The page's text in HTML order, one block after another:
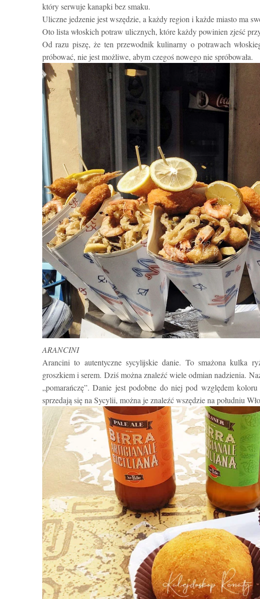
który serwuje kanapki bez smaku.
Uliczne jedzenie jest wszędzie, a każdy region i każde miasto ma
Oto lista włoskich potraw ulicznych, które każdy powinien zjeść
Od razu piszę, że ten przewodnik kulinarny o potrawach
próbować, nie jest możliwe, abym czegoś nowego nie spróbowała.
ARANCINI
Arancini to autentyczne sycylijskie danie. To smażona kulka
groszkiem i serem. Dziś można znaleźć wiele odmian nadzienia.
„pomarańczę”. Danie jest podobne do niej pod względem
sprzedają się na Sycylii, można je znaleźć wszędzie na południu